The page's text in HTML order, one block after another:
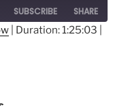
SUBSCRIBE SHARE
Duration: 1:25:03